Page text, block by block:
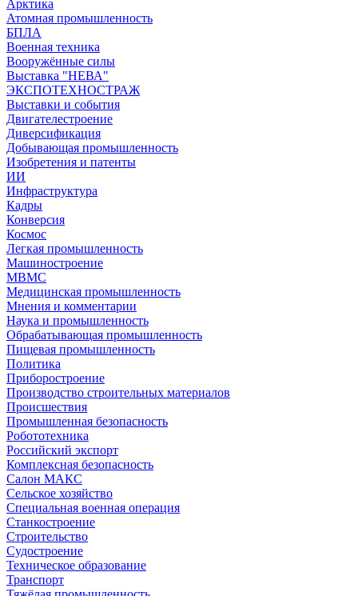
Арктика
Атомная промышленность
БПЛА
Военная техника
Вооружённые силы
Выставка "НЕВА"
ЭКСПОТЕХНОСТРАЖ
Выставки и события
Двигателестроение
Диверсификация
Добывающая промышленность
Изобретения и патенты
ИИ
Инфраструктура
Кадры
Конверсия
Космос
Легкая промышленность
Машиностроение
МВМС
Медицинская промышленность
Мнения и комментарии
Наука и промышленность
Обрабатывающая промышленность
Пищевая промышленность
Политика
Приборостроение
Производство строительных материалов
Происшествия
Промышленная безопасность
Робототехника
Российский экспорт
Комплексная безопасность
Салон МАКС
Сельское хозяйство
Специальная военная операция
Станкостроение
Строительство
Судостроение
Техническое образование
Транспорт